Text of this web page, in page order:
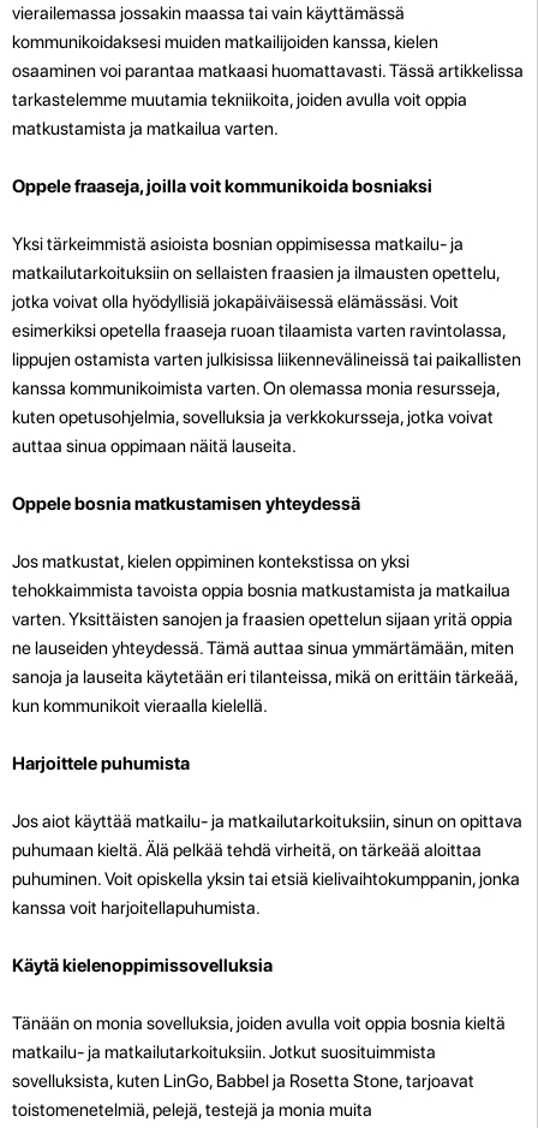
vierailemassa jossakin maassa tai vain käyttämässä
kommunikoidaksesi muiden matkailijoiden kanssa, kielen
osaaminen voi parantaa matkaasi huomattavasti. Tässä artikkelissa
tarkastelemme muutamia tekniikoita, joiden avulla voit oppia
matkustamista ja matkailua varten.
Oppele fraaseja, joilla voit kommunikoida bosniaksi
Yksi tärkeimmistä asioista bosnian oppimisessa matkailu- ja
matkailutarkoituksiin on sellaisten fraasien ja ilmausten opettelu,
jotka voivat olla hyödyllisiä jokapäiväisessä elämässäsi. Voit
esimerkiksi opetella fraaseja ruoan tilaamista varten ravintolassa,
lippujen ostamista varten julkisissa liikennevälineissä tai paikallisten
kanssa kommunikoimista varten. On olemassa monia resursseja,
kuten opetusohjelmia, sovelluksia ja verkkokursseja, jotka voivat
auttaa sinua oppimaan näitä lauseita.
Oppele bosnia matkustamisen yhteydessä
Jos matkustat, kielen oppiminen kontekstissa on yksi
tehokkaimmista tavoista oppia bosnia matkustamista ja matkailua
varten. Yksittäisten sanojen ja fraasien opettelun sijaan yritä oppia
ne lauseiden yhteydessä. Tämä auttaa sinua ymmärtämään, miten
sanoja ja lauseita käytetään eri tilanteissa, mikä on erittäin tärkeää,
kun kommunikoit vieraalla kielellä.
Harjoittele puhumista
Jos aiot käyttää matkailu- ja matkailutarkoituksiin, sinun on opittava
puhumaan kieltä. Älä pelkää tehdä virheitä, on tärkeää aloittaa
puhuminen. Voit opiskella yksin tai etsiä kielivaihtokumppanin, jonka
kanssa voit harjoitellapuhumista.
Käytä kielenoppimissovelluksia
Tänään on monia sovelluksia, joiden avulla voit oppia bosnia kieltä
matkailu- ja matkailutarkoituksiin. Jotkut suosituimmista
sovelluksista, kuten LinGo, Babbel ja Rosetta Stone, tarjoavat
toistomenetelmiä, pelejä, testejä ja monia muita